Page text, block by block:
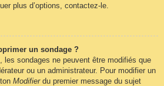
plus d’options, contactez-le.
un sondage ?
les sondages ne peuvent être modifiés que
ou un administrateur. Pour modifier un
Modifierdu premier message du sujet